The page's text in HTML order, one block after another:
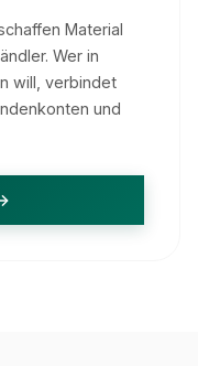
Material
Wer in
will, verbindet
und